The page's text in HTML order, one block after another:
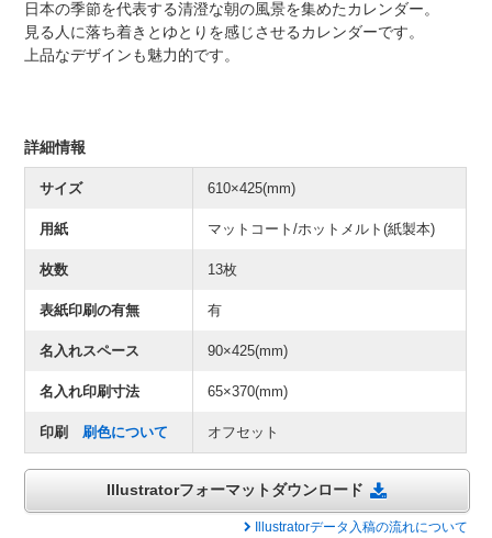
日本の季節を代表する清澄な朝の風景を集めたカレンダー。
見る人に落ち着きとゆとりを感じさせるカレンダーです。
上品なデザインも魅力的です。
詳細情報
サイズ 610×425(mm)
用紙 マットコート/ホットメルト(紙製本)
枚数 13枚
表紙印刷の有無 有
名入れスペース 90×425(mm)
名入れ印刷寸法 65×370(mm)
印刷 刷色について オフセット
Illustratorフォーマットダウンロード
Illustratorデータ入稿の流れについて